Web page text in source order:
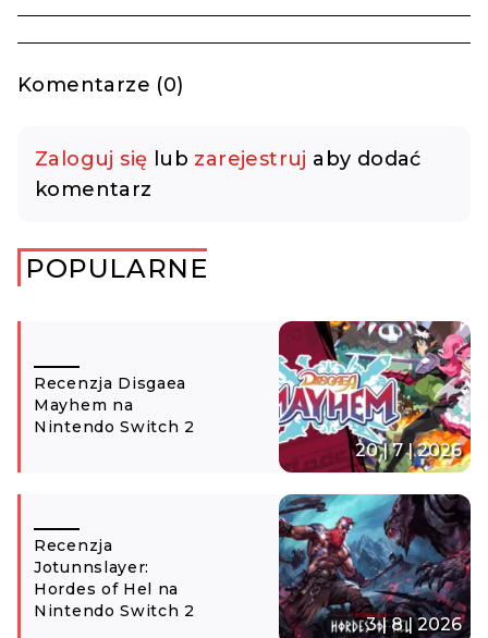
Komentarze (0)
Zaloguj się lub zarejestruj aby dodać
komentarz
POPULARNE
Recenzja Disgaea
Mayhem na
Nintendo Switch 2
20 | 7 | 2026
Recenzja
Jotunnslayer:
Hordes of Hel na
Nintendo Switch 2
3 | 8 | 2026